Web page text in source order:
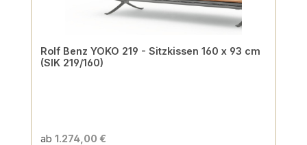
Rolf Benz YOKO 219 - Sitzkissen 160 x 93 cm
(SIK 219/160)
ab 1.274,00 €